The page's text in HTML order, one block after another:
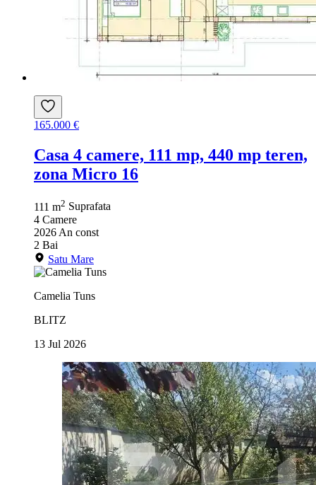
165.000 €
Casa 4 camere, 111 mp, 440 mp teren,
zona Micro 16
111 m2 Suprafata
4 Camere
2026 An const
2 Bai
Satu Mare
Camelia Tuns
BLITZ
13 Jul 2026